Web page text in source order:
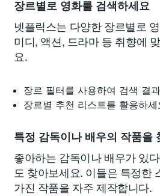
장르별로 영화를 검색하세요
넷플릭스는 다양한 장르별로
미디, 액션, 드라마 등 취향에
요.
장르 필터를 사용하여 검색 결
장르별 추천 리스트를 활용하세
특정 감독이나 배우의 작품을
좋아하는 감독이나 배우가 있
도 찾아보세요. 이들은 특정한
가진 작품을 자주 제작합니다.